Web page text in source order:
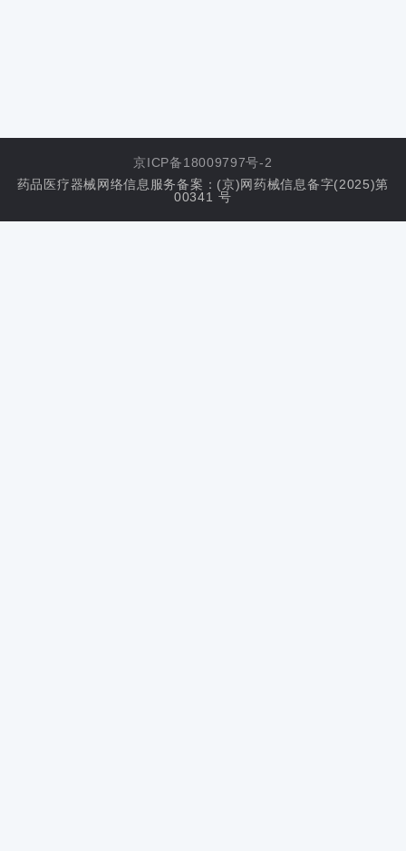
京ICP备18009797号-2
药品医疗器械网络信息服务备案：(京)网药械信息备字(2025)第
00341 号